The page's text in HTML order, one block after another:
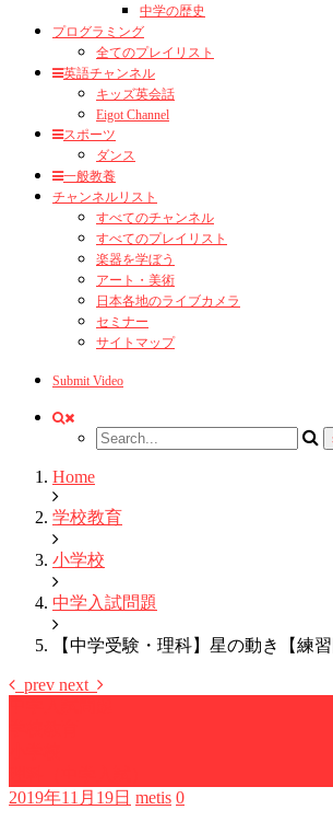
中学の歴史
プログラミング
全てのプレイリスト
英語チャンネル
キッズ英会話
Eigot Channel
スポーツ
ダンス
一般教養
チャンネルリスト
すべてのチャンネル
すべてのプレイリスト
楽器を学ぼう
アート・美術
日本各地のライブカメラ
セミナー
サイトマップ
Submit Video
Home
学校教育
小学校
中学入試問題
【中学受験・理科】星の動き【練
prev next
2019年11月19日 metis 0